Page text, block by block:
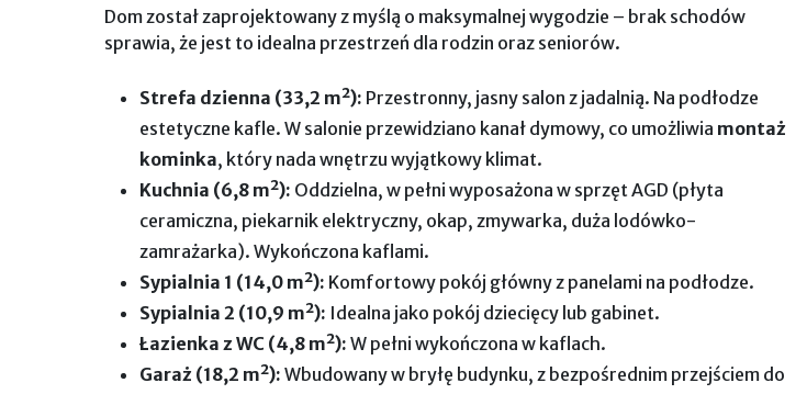
Dom został zaprojektowany z myślą o maksymalnej wygodzie – brak schodów
sprawia, że jest to idealna przestrzeń dla rodzin oraz seniorów.
Strefa dzienna (33,2 m²): Przestronny, jasny salon z jadalnią. Na podłodze
estetyczne kafle. W salonie przewidziano kanał dymowy, co umożliwia montaż
kominka, który nada wnętrzu wyjątkowy klimat.
Kuchnia (6,8 m²): Oddzielna, w pełni wyposażona w sprzęt AGD (płyta
ceramiczna, piekarnik elektryczny, okap, zmywarka, duża lodówko-
zamrażarka). Wykończona kaflami.
Sypialnia 1 (14,0 m²): Komfortowy pokój główny z panelami na podłodze.
Sypialnia 2 (10,9 m²): Idealna jako pokój dziecięcy lub gabinet.
Łazienka z WC (4,8 m²): W pełni wykończona w kaflach.
Garaż (18,2 m²): Wbudowany w bryłę budynku, z bezpośrednim przejściem do